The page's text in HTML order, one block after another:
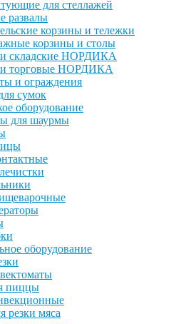
для стеллажей
развалы
корзины и тележки
корзины и столы
складские НОРДИКА
торговые НОРДИКА
и ограждения
сумок
оборудование
для шаурмы
оборудование
пиццы
резки мяса